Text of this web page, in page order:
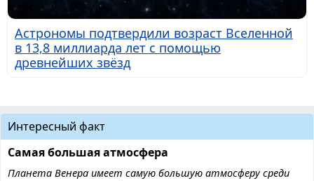
Астрономы подтвердили возраст Вселенной
в 13,8 миллиарда лет с помощью
древнейших звёзд
Интересный факт
Самая большая атмосфера
Планета Венера имеет самую большую атмосферу среди